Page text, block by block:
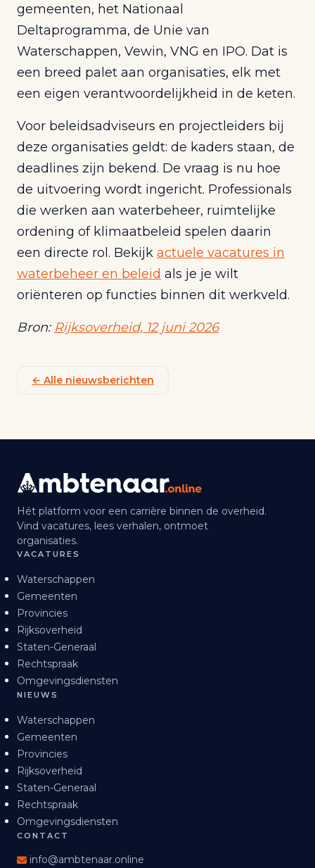
gemeenten, het Nationaal
Deltaprogramma, de Unie van
Waterschappen, Vewin, VNG en IPO. Dat is
een breed palet aan organisaties, elk met
een eigen verantwoordelijkheid in de keten.
Voor beleidsadviseurs en projectleiders bij
deze organisaties geldt: de kaders staan, de
deadlines zijn bekend. De vraag is nu hoe
de uitvoering wordt ingericht. Professionals
die werken aan waterbeheer, ruimtelijke
ordening of klimaatbeleid spelen daarin
een directe rol. Bekijk actuele vacatures in
waterbeheer en beleid als je je wilt
oriënteren op functies binnen dit werkveld.
Bron: Rijksoverheid, 12 juni 2026
← Alle nieuwsberichten
Hét platform voor een carrière binnen de overheid.
Vind vacatures, lees verhalen, ontmoet
organisaties.
VACATURES
Waterschappen
Gemeenten
Provincies
Rijksoverheid
Staten-Generaal
Rechtspraak
Omgevingsdiensten
NIEUWS
Waterschappen
Gemeenten
Provincies
Rijksoverheid
Staten-Generaal
Rechtspraak
Omgevingsdiensten
CONTACT
info@ambtenaar.online